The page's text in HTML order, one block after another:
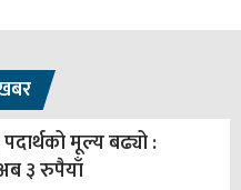
मूल्य बढ्यो :
३ रुपैयाँ